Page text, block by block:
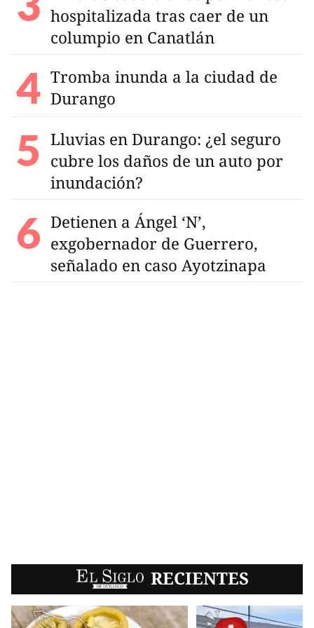
hospitalizada tras caer de un
columpio en Canatlán
Tromba inunda a la ciudad de
Durango
Lluvias en Durango: ¿el seguro
cubre los daños de un auto por
inundación?
Detienen a Ángel ‘N’,
exgobernador de Guerrero,
señalado en caso Ayotzinapa
EL SIGLO RECIENTES